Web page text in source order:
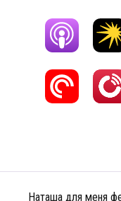
Наташа для меня